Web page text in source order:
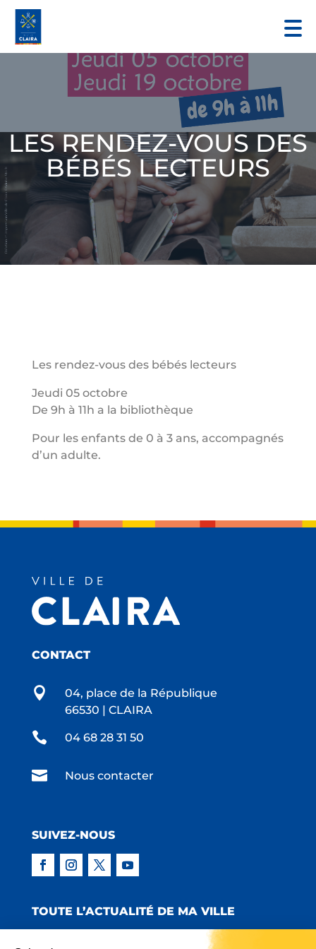
LES RENDEZ-VOUS DES
BÉBÉS LECTEURS
Les rendez-vous des bébés lecteurs
Jeudi 05 octobre
De 9h à 11h a la bibliothèque
Pour les enfants de 0 à 3 ans, accompagnés
d’un adulte.
CONTACT

04, place de la République
66530 | CLAIRA
 04 68 28 31 50
 Nous contacter
SUIVEZ-NOUS
TOUTE L’ACTUALITÉ DE MA VILLE